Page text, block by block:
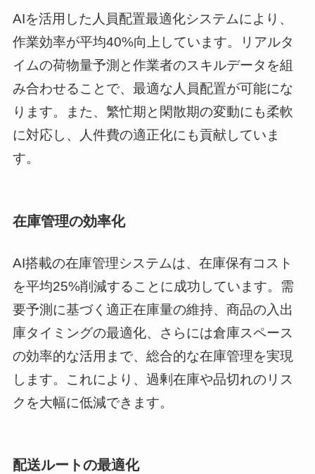
AIを活用した人員配置最適化システムにより、
作業効率が平均40%向上しています。リアルタ
イムの荷物量予測と作業者のスキルデータを組
み合わせることで、最適な人員配置が可能にな
ります。また、繁忙期と閑散期の変動にも柔軟
に対応し、人件費の適正化にも貢献していま
す。
在庫管理の効率化
AI搭載の在庫管理システムは、在庫保有コスト
を平均25%削減することに成功しています。需
要予測に基づく適正在庫量の維持、商品の入出
庫タイミングの最適化、さらには倉庫スペース
の効率的な活用まで、総合的な在庫管理を実現
します。これにより、過剰在庫や品切れのリス
クを大幅に低減できます。
配送ルートの最適化